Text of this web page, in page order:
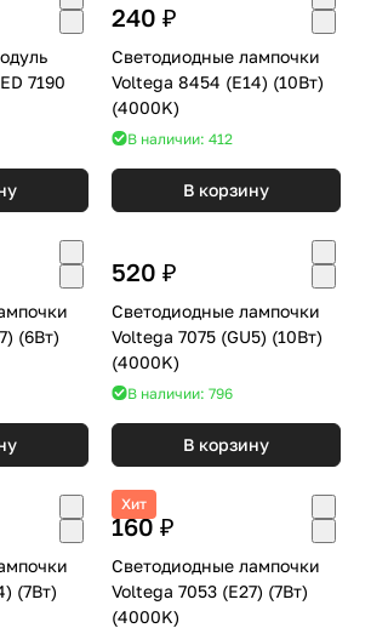
7190
240 ₽
Светодиодные лампочки
Voltega 8454 (E14) (10Вт)
(4000K)
В наличии: 412
В корзину
520 ₽
Светодиодные лампочки
Voltega 7075 (GU5) (10Вт)
(4000K)
В наличии: 796
В корзину
Хит
160 ₽
Светодиодные лампочки
Voltega 7053 (E27) (7Вт)
(4000K)